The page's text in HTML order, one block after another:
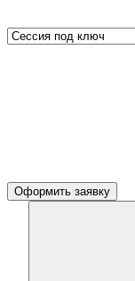
Оформить заявку